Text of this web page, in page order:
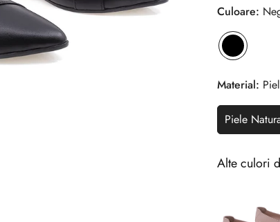
Culoare:
Material:
Piele
Alte culori